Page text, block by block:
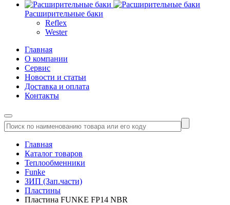
Расширительные баки
Reflex
Wester
Главная
О компании
Сервис
Новости и статьи
Доставка и оплата
Контакты
Главная
Каталог товаров
Теплообменники
Funke
ЗИП (Зап.части)
Пластины
Пластина FUNKE FP14 NBR